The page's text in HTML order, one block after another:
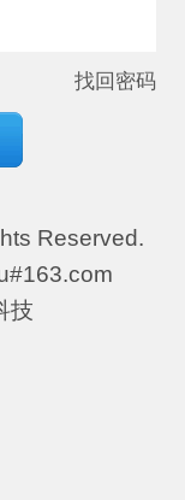
找回密码
Reserved.
技